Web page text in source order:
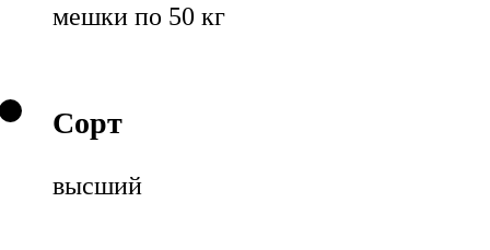
мешки по 50 кг
Сорт
высший